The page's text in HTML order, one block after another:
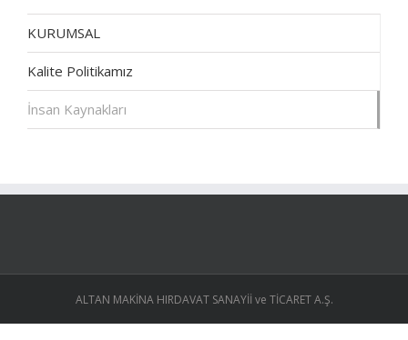
KURUMSAL
Kalite Politikamız
İnsan Kaynakları
ALTAN MAKİNA HIRDAVAT SANAYİİ ve TİCARET A.Ş.